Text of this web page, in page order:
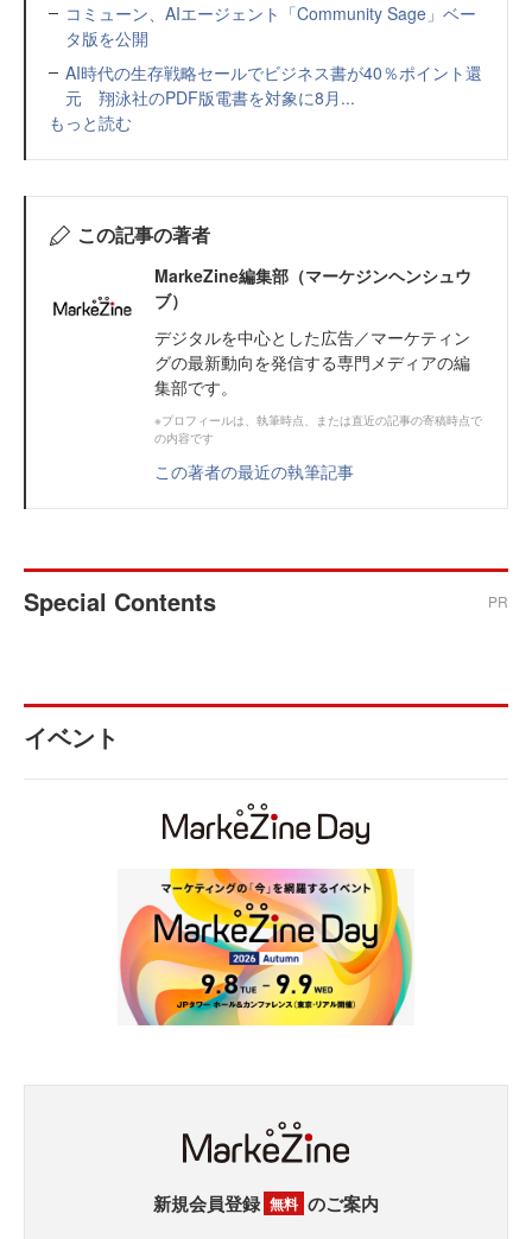
コミューン、AIエージェント「Community Sage」ベー
タ版を公開
AI時代の生存戦略セールでビジネス書が40％ポイント還
元 翔泳社のPDF版電書を対象に8月...
もっと読む
この記事の著者
MarkeZine編集部（マーケジンヘンシュウ
ブ）
デジタルを中心とした広告／マーケティン
グの最新動向を発信する専門メディアの編
集部です。
※プロフィールは、執筆時点、または直近の記事の寄稿時点で
の内容です
この著者の最近の執筆記事
Special Contents PR
イベント
新規会員登録 無料 のご案内